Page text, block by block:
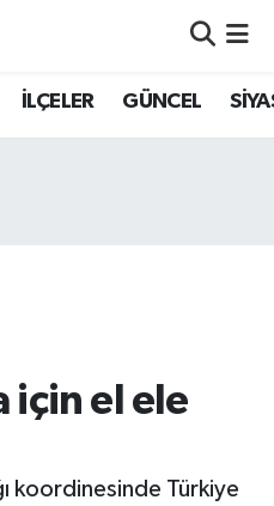
İLÇELER GÜNCEL
için el ele
koordinesinde Türkiye